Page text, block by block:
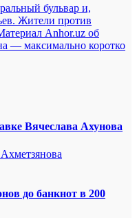
бульвар и,
Жители против
Anhor.uz об
— максимально коротко
Вячеслава Ахунова
до банкнот в 200